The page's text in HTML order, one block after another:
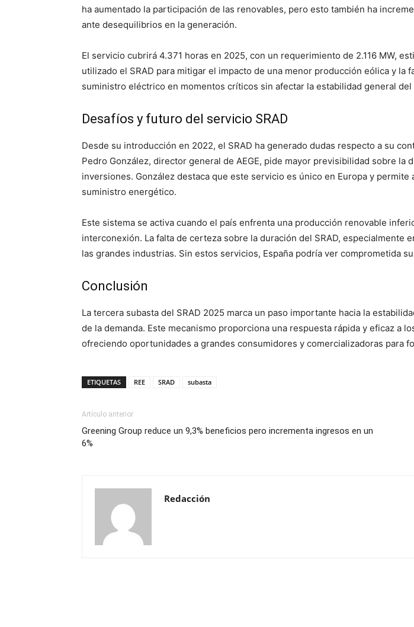
ha aumentado la participación de las renovables, pero esto también ha
ante desequilibrios en la generación.
El servicio cubrirá 4.371 horas en 2025, con un requerimiento de 2.116 MW,
utilizado el SRAD para mitigar el impacto de una menor producción eólica y
suministro eléctrico en momentos críticos sin afectar la estabilidad general del
Desafíos y futuro del servicio SRAD
Desde su introducción en 2022, el SRAD ha generado dudas respecto a su
Pedro González, director general de AEGE, pide mayor previsibilidad sobre
inversiones. González destaca que este servicio es único en Europa y
suministro energético.
Este sistema se activa cuando el país enfrenta una producción renovable
interconexión. La falta de certeza sobre la duración del SRAD,
las grandes industrias. Sin estos servicios, España podría ver comprometida
Conclusión
La tercera subasta del SRAD 2025 marca un paso importante hacia la
de la demanda. Este mecanismo proporciona una respuesta rápida y eficaz a
ofreciendo oportunidades a grandes consumidores y comercializadoras para
ETIQUETAS REE SRAD subasta
Artículo anterior
Greening Group reduce un 9,3% beneficios pero incrementa ingresos en un
6%
Redacción